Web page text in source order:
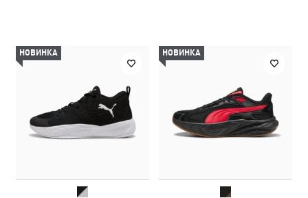
НОВИНКА НОВИНКА